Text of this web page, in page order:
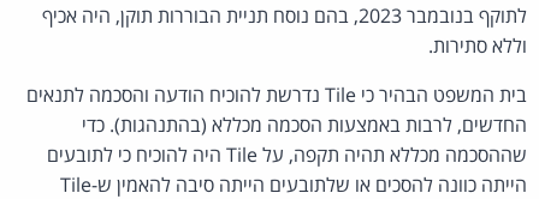
לתוקף בנובמבר 2023, בהם נוסח תניית הבוררות תוקן, היה אכיף
וללא סתירות.
בית המשפט הבהיר כי Tile נדרשת להוכיח הודעה והסכמה לתנאים
החדשים, לרבות באמצעות הסכמה מכללא (בהתנהגות). כדי
שההסכמה מכללא תהיה תקפה, על Tile היה להוכיח כי לתובעים
הייתה כוונה להסכים או שלתובעים הייתה סיבה להאמין ש-Tile